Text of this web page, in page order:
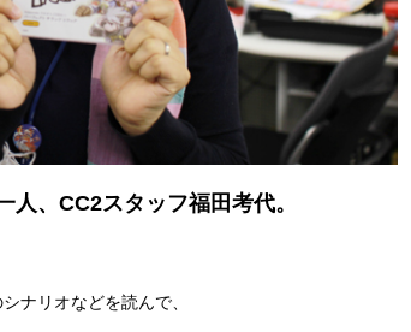
人、CC2スタッフ福田考代。
ナリオなどを読んで、